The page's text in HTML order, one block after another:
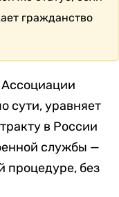
гражданство
сути, уравняет
в России
службы —
процедуре, без